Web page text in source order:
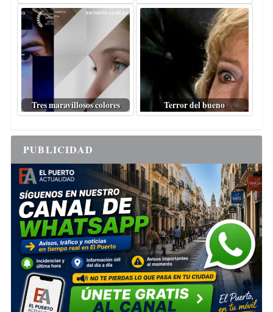
Tres maravillosos colores Terror del bueno
PUBLICIDAD